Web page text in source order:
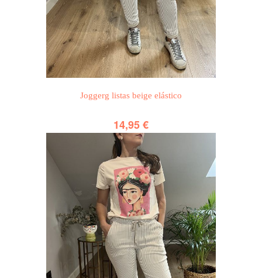
Joggerg listas beige elástico
14,95€